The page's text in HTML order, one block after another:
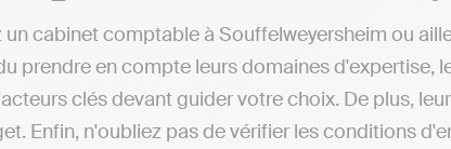
cabinet comptable à Souffelweyersheim ou
prendre en compte leurs domaines d'expertise,
clés devant guider votre choix. De plus,
Enfin, n'oubliez pas de vérifier les conditions